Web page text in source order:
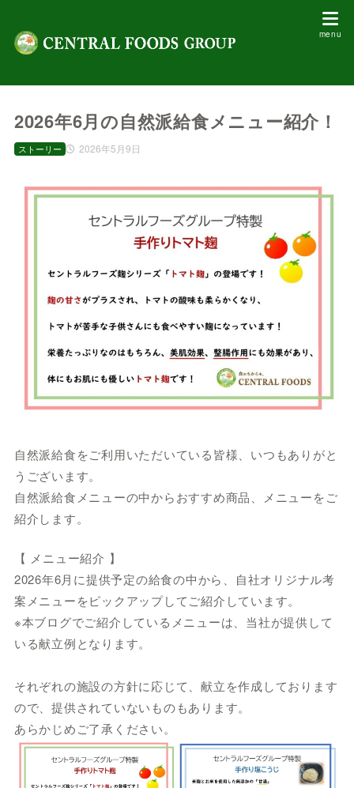
2026年6月の自然派給食メニュー紹介！
2026年5月9日
ストーリー
自然派給食をご利用いただいている皆様、いつもありがと
うございます。
自然派給食メニューの中からおすすめ商品、メニューをご
紹介します。
【 メニュー紹介 】
2026年6月に提供予定の給食の中から、自社オリジナル考
案メニューをピックアップしてご紹介しています。
※本ブログでご紹介しているメニューは、当社が提供して
いる献立例となります。
それぞれの施設の方針に応じて、献立を作成しております
ので、提供されていないものもあります。
あらかじめご了承ください。